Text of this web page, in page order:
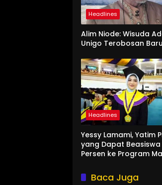
Headlines
Alim Niode: Wisuda
Unigo Terobosan Baru
Headlines
Yessy Lamami, Yatim
yang Dapat Beasiswa
Persen ke Program
Baca Juga